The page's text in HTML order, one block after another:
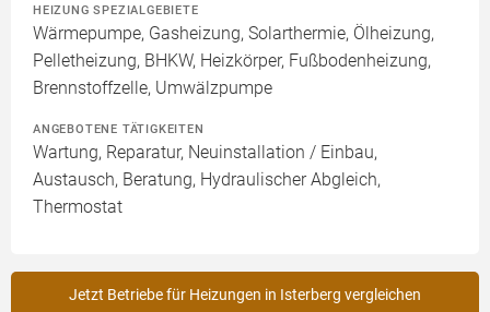
HEIZUNG SPEZIALGEBIETE
Wärmepumpe, Gasheizung, Solarthermie, Ölheizung,
Pelletheizung, BHKW, Heizkörper, Fußbodenheizung,
Brennstoffzelle, Umwälzpumpe
ANGEBOTENE TÄTIGKEITEN
Wartung, Reparatur, Neuinstallation / Einbau,
Austausch, Beratung, Hydraulischer Abgleich,
Thermostat
Jetzt Betriebe für Heizungen in Isterberg vergleichen